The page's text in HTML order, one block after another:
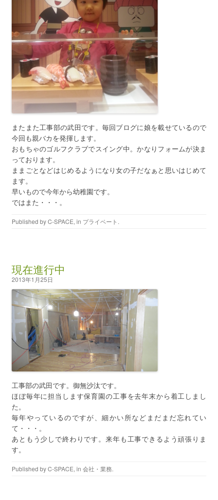
またまた工事部の武田です。毎回ブログに娘を載せているので
今回も親バカを発揮します。
おもちゃのゴルフクラブでスイング中。かなりフォームが決ま
っております。
ままごとなどはじめるようになり女の子だなぁと思いはじめて
ます。
早いもので今年から幼稚園です。
ではまた・・・。
Published byC-SPACE, in プライベート .
現在進行中
2013年1月25日
工事部の武田です。御無沙汰です。
ほぼ毎年に担当します保育園の工事を去年末から着工しまし
た。
毎年やっているのですが、細かい所などまだまだ忘れてい
て・・・。
あともう少しで終わりです。来年も工事できるよう頑張りま
す。
Published byC-SPACE, in 会社・業務.